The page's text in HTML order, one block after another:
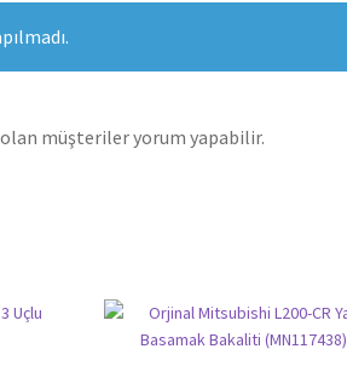
olan müşteriler yorum yapabilir.